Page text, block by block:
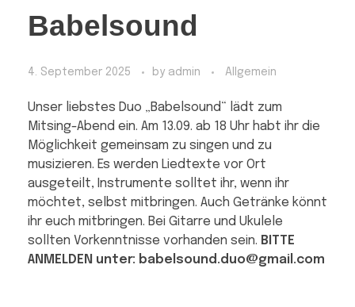
Babelsound
4. September 2025 by admin Allgemein
Unser liebstes Duo „Babelsound“ lädt zum
Mitsing-Abend ein. Am 13.09. ab 18 Uhr habt ihr die
Möglichkeit gemeinsam zu singen und zu
musizieren. Es werden Liedtexte vor Ort
ausgeteilt, Instrumente solltet ihr, wenn ihr
möchtet, selbst mitbringen. Auch Getränke könnt
ihr euch mitbringen. Bei Gitarre und Ukulele
sollten Vorkenntnisse vorhanden sein. BITTE
ANMELDEN unter: babelsound.duo@gmail.com